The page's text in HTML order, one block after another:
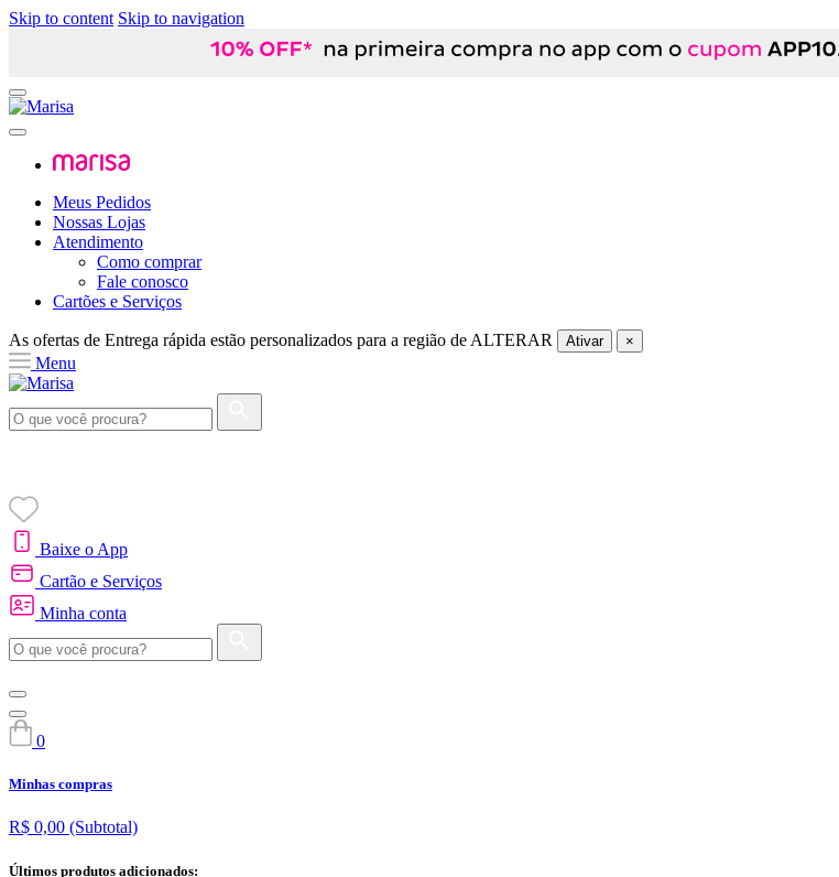
Skip to content Skip to navigation
Meus Pedidos
Nossas Lojas
Atendimento
Como comprar
Fale conosco
Cartões e Serviços
As ofertas de Entrega rápida estão personalizados para a região de ALTERAR Ativar ×
Menu
Baixe o App
Cartão e Serviços
Minha conta
0
Minhas compras
R$ 0,00 (Subtotal)
Últimos produtos adicionados: